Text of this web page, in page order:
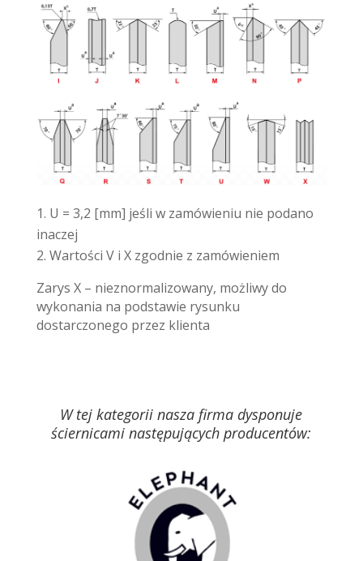
U = 3,2 [mm] jeśli w zamówieniu nie podano
inaczej
Wartości V i X zgodnie z zamówieniem
Zarys X – nieznormalizowany, możliwy do
wykonania na podstawie rysunku
dostarczonego przez klienta
W tej kategorii nasza firma dysponuje
ściernicami następujących producentów: